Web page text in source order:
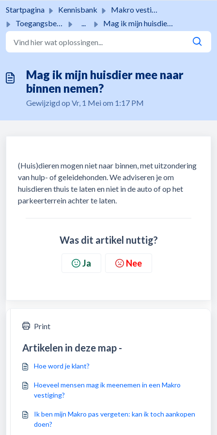
Startpagina Kennisbank
Makro vestigingen
Toegangsbeleid
... Mag ik mijn huisdier mee naar binnen nemen?
Mag ik mijn huisdier mee naar
binnen nemen?
Gewijzigd op Vr, 1 Mei om 1:17 PM
(Huis)dieren mogen niet naar binnen, met uitzondering
van hulp- of geleidehonden. We adviseren je om
huisdieren thuis te laten en niet in de auto of op het
parkeerterrein achter te laten.
Was dit artikel nuttig?
Ja Nee
Print
Artikelen in deze map -
Hoe word je klant?
Hoeveel mensen mag ik meenemen in een Makro
vestiging?
Ik ben mijn Makro pas vergeten: kan ik toch aankopen
doen?